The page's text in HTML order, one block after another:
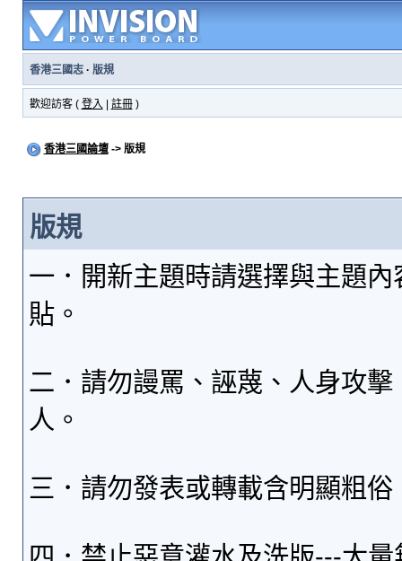
香港三國志· 版規
歡迎訪客 ( 登入 註冊)
香港三國論壇-> 版規
版規
一．開新主題時請選擇與主題
貼。
二．請勿謾罵、誣蔑、人身攻
人。
三．請勿發表或轉載含明顯粗